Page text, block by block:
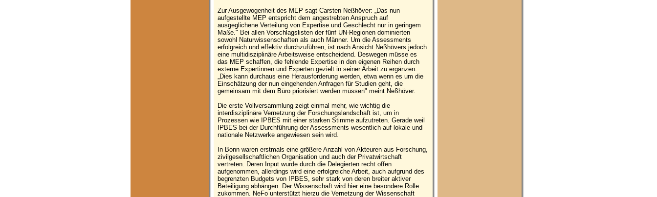
Zur Ausgewogenheit des MEP sagt Carsten Neßhöver: „Das nun
aufgestellte MEP entspricht dem angestrebten Anspruch auf
ausgeglichene Verteilung von Expertise und Geschlecht nur in geringem
Maße." Bei allen Vorschlagslisten der fünf UN-Regionen dominierten
sowohl Naturwissenschaften als auch Männer. Um die Assessments
erfolgreich und effektiv durchzuführen, ist nach Ansicht Neßhövers jedoch
eine multidisziplinäre Arbeitsweise entscheidend. Deswegen müsse es
das MEP schaffen, die fehlende Expertise in den eigenen Reihen durch
externe Expertinnen und Experten gezielt in seiner Arbeit zu ergänzen.
„Dies kann durchaus eine Herausforderung werden, etwa wenn es um die
Einschätzung der nun eingehenden Anfragen für Studien geht, die
gemeinsam mit dem Büro priorisiert werden müssen" meint Neßhöver.
Die erste Vollversammlung zeigt einmal mehr, wie wichtig die
interdisziplinäre Vernetzung der Forschungslandschaft ist, um in
Prozessen wie IPBES mit einer starken Stimme aufzutreten. Gerade weil
IPBES bei der Durchführung der Assessments wesentlich auf lokale und
nationale Netzwerke angewiesen sein wird.
In Bonn waren erstmals eine größere Anzahl von Akteuren aus Forschung,
zivilgesellschaftlichen Organisation und auch der Privatwirtschaft
vertreten. Deren Input wurde durch die Delegierten recht offen
aufgenommen, allerdings wird eine erfolgreiche Arbeit, auch aufgrund des
begrenzten Budgets von IPBES, sehr stark von deren breiter aktiver
Beteiligung abhängen. Der Wissenschaft wird hier eine besondere Rolle
zukommen. NeFo unterstützt hierzu die Vernetzung der Wissenschaft